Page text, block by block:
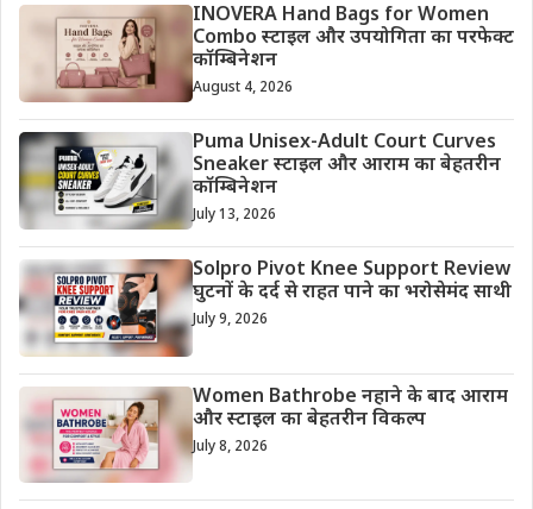
INOVERA Hand Bags for Women
Combo स्टाइल और उपयोगिता का परफेक्ट
कॉम्बिनेशन
August 4, 2026
Puma Unisex-Adult Court Curves
Sneaker स्टाइल और आराम का बेहतरीन
कॉम्बिनेशन
July 13, 2026
Solpro Pivot Knee Support Review
घुटनों के दर्द से राहत पाने का भरोसेमंद साथी
July 9, 2026
Women Bathrobe नहाने के बाद आराम
और स्टाइल का बेहतरीन विकल्प
July 8, 2026